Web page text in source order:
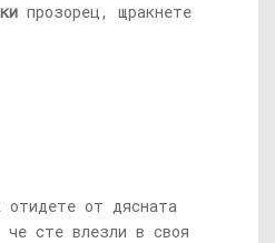
прозорец, щракнете
отидете от дясната
сте влезли в своя